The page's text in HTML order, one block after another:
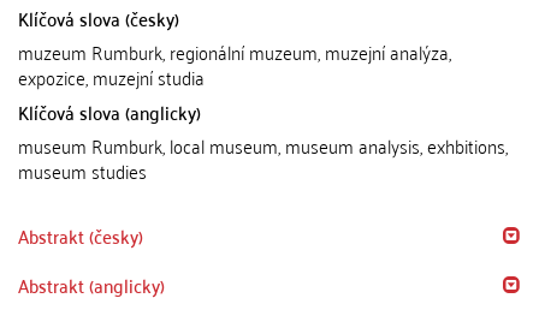
Klíčová slova (česky)
muzeum Rumburk, regionální muzeum, muzejní analýza,
expozice, muzejní studia
Klíčová slova (anglicky)
museum Rumburk, local museum, museum analysis, exhbitions,
museum studies
Abstrakt (česky)
Abstrakt (anglicky)